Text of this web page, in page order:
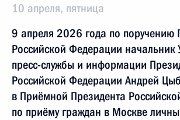
10 апреля, пятница
9 апреля 2026 года по поручению
Российской Федерации начальник
пресс-службы и информации
Российской Федерации Андрей
в Приёмной Президента
по приёму граждан в Москве